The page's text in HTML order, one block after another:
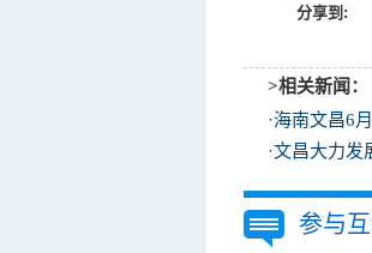
分享到:
>相关新闻：
·海南文昌6
·文昌大力发
参与